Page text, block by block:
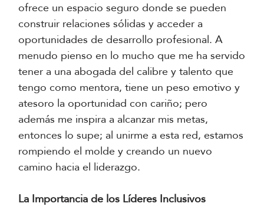
ofrece un espacio seguro donde se pueden
construir relaciones sólidas y acceder a
oportunidades de desarrollo profesional. A
menudo pienso en lo mucho que me ha servido
tener a una abogada del calibre y talento que
tengo como mentora, tiene un peso emotivo y
atesoro la oportunidad con cariño; pero
además me inspira a alcanzar mis metas,
entonces lo supe; al unirme a esta red, estamos
rompiendo el molde y creando un nuevo
camino hacia el liderazgo.
La Importancia de los Líderes Inclusivos